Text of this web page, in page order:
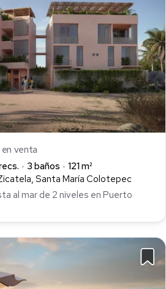
en venta
3 baños
121 m²
Santa María Colotepec
al mar de 2 niveles en Puerto